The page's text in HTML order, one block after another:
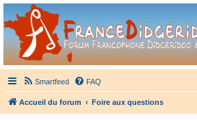
France Didgeridoo
Didgeridoo et Guimbarde sur France Didgeridoo -
Smartfeed FAQ
Accueil du forum Foire aux questions